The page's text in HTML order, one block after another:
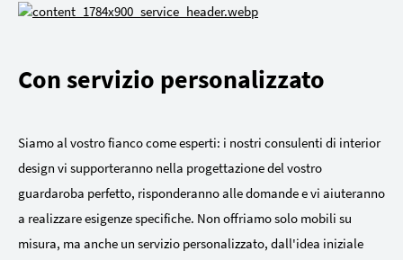
Con servizio personalizzato
Siamo al vostro fianco come esperti: i nostri consulenti di interior
design vi supporteranno nella progettazione del vostro
guardaroba perfetto, risponderanno alle domande e vi aiuteranno
a realizzare esigenze specifiche. Non offriamo solo mobili su
misura, ma anche un servizio personalizzato, dall'idea iniziale